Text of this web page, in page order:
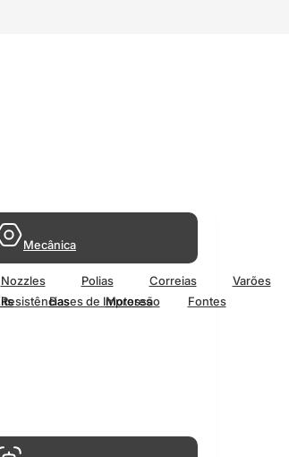
Resistências Motores
Fontes
Mecânica
Nozzles Polias Correias
Varões
Bases de Impressão